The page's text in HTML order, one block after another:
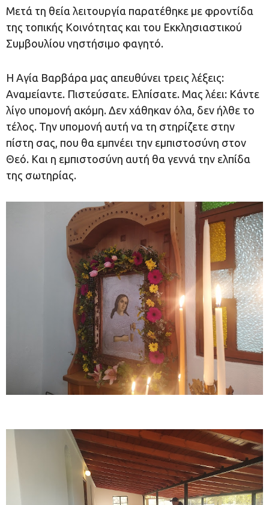
Μετά τη θεία λειτουργία παρατέθηκε με φροντίδα
της τοπικής Κοινότητας και του Εκκλησιαστικού
Συμβουλίου νηστήσιμο φαγητό.
Η Αγία Βαρβάρα μας απευθύνει τρεις λέξεις:
Αναμείαντε. Πιστεύσατε. Ελπίσατε. Μας λέει: Κάντε
λίγο υπομονή ακόμη. Δεν χάθηκαν όλα, δεν ήλθε το
τέλος. Την υπομονή αυτή να τη στηρίζετε στην
πίστη σας, που θα εμπνέει την εμπιστοσύνη στον
Θεό. Και η εμπιστοσύνη αυτή θα γεννά την ελπίδα
της σωτηρίας.